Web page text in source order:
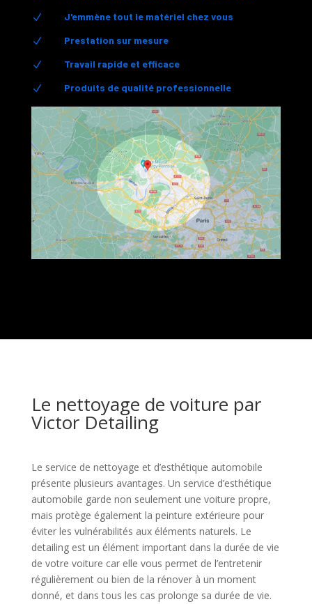
N J'emmène tout le matériel chez vous
N Prestation sur mesure
N Travail rapide et efficace
N Produits de qualité professionnelle
Le nettoyage de voiture par
Victor Detailing
Le service de nettoyage et d’esthétique automobile
présente plusieurs avantages. Un service d’esthétique
automobile garde non seulement une voiture propre,
mais protège également la peinture extérieure pour
éviter les vulnérabilités aux éléments naturels. Le
detailing est un élément important dans la durée de vie
de votre voiture car elle vous permet de l’entretenir
régulièrement ou bien de la rénover à un moment
donné, et dans tous les cas prolonge sa durée de vie.